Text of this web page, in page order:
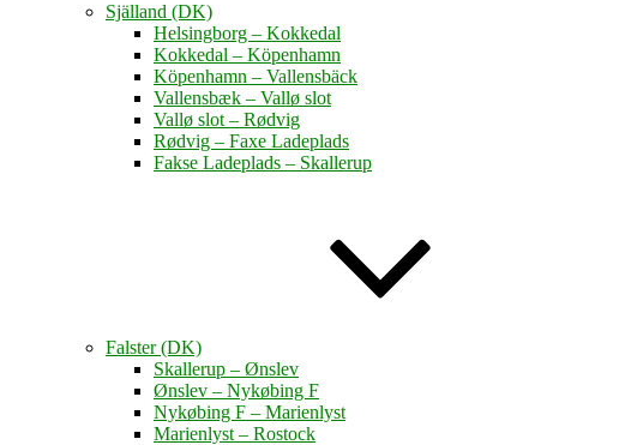
Själland (DK)
Helsingborg – Kokkedal
Kokkedal – Köpenhamn
Köpenhamn – Vallensbäck
Vallensbæk – Vallø slot
Vallø slot – Rødvig
Rødvig – Faxe Ladeplads
Fakse Ladeplads – Skallerup
Falster (DK)
Skallerup – Ønslev
Ønslev – Nykøbing F
Nykøbing F – Marienlyst
Marienlyst – Rostock